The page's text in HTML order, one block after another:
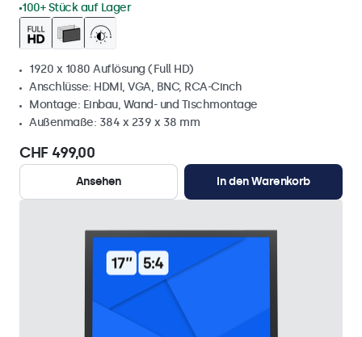
100+ Stück auf Lager
1920 x 1080 Auflösung (Full HD)
Anschlüsse: HDMI, VGA, BNC, RCA-Cinch
Montage: Einbau, Wand- und Tischmontage
Außenmaße: 384 x 239 x 38 mm
CHF 499,00
Ansehen In den Warenkorb